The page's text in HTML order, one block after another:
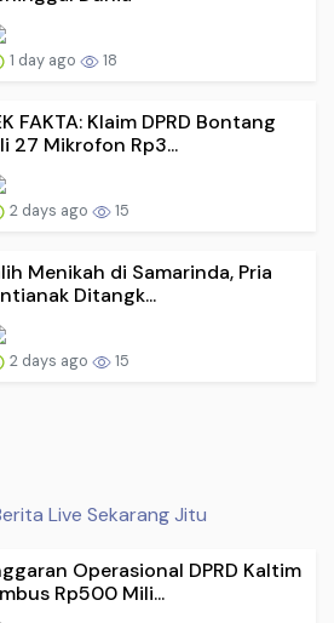
1 day ago 18
FAKTA: Klaim DPRD Bontang
27 Mikrofon Rp3...
2 days ago 15
Menikah di Samarinda, Pria
Ditangk...
2 days ago 15
Live Sekarang Jitu
Operasional DPRD Kaltim
Rp500 Mili...